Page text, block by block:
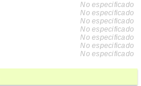
No especificado
No especificado
No especificado
No especificado
No especificado
No especificado
No especificado